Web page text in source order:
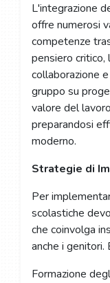
L'integrazione
offre numerosi
competenze
pensiero critico,
collaborazione
gruppo su
valore del
preparandosi
moderno.
Strategie di
Per
scolastiche
che coinvolga
anche i genitori.
Formazione